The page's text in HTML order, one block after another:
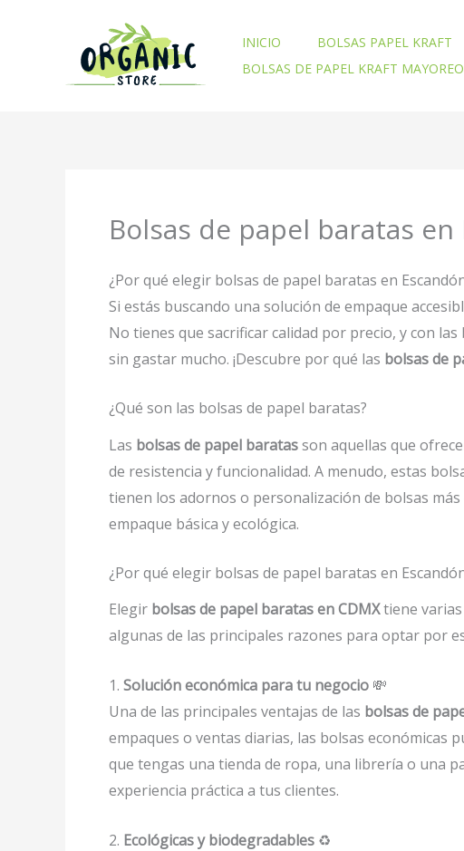
INICIO BOLSAS PAPEL KRAFT
BOLSAS DE PAPEL KRAFT MAYOREO
Bolsas de papel baratas en
¿Por qué elegir bolsas de papel baratas en
Si estás buscando una solución de empaque
No tienes que sacrificar calidad por precio, y con
sin gastar mucho. ¡Descubre por qué las bolsas de
¿Qué son las bolsas de papel baratas?
Las bolsas de papel baratasson aquellas que
de resistencia y funcionalidad. A menudo, estas
tienen los adornos o personalización de bolsas
empaque básica y ecológica.
¿Por qué elegir bolsas de papel baratas en
Elegir bolsas de papel baratas en CDMXtiene varias
algunas de las principales razones para optar por
1. Solución económica para tu negocio 💸
Una de las principales ventajas de las bolsas de
empaques o ventas diarias, las bolsas económicas
que tengas una tienda de ropa, una librería o una
experiencia práctica a tus clientes.
2. Ecológicas y biodegradables ♻️